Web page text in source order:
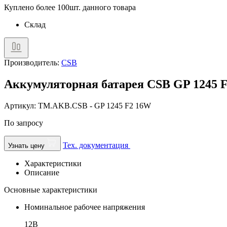
Куплено более 100шт. данного товара
Склад
Производитель: CSB
Аккумуляторная батарея CSB GP 1245
Артикул: TM.AKB.CSB - GP 1245 F2 16W
По запросу
Узнать цену Тех. документация
Характеристики
Описание
Основные характеристики
Номинальное рабочее напряжения
12В